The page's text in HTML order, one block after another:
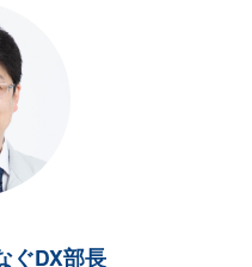
ぐDX部長